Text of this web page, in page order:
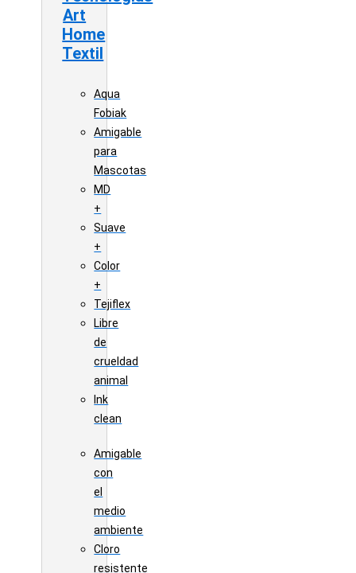
Art
Home
Textil
Aqua
Fobiak
Amigable
para
Mascotas
MD
+
Suave
+
Color
+
Tejiflex
Libre
de
crueldad
animal
Ink
clean
Amigable
con
el
medio
ambiente
Cloro
resistente